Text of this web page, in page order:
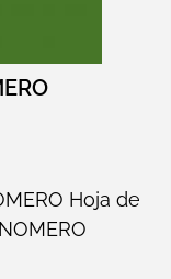
Hoja de